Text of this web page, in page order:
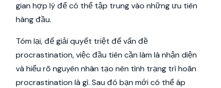
gian hợp lý để có thể tập trung vào những ưu tiên
hàng đầu.
Tóm lại, để giải quyết triệt để vấn đề
procrastination, việc đầu tiên cần làm là nhận diện
và hiểu rõ nguyên nhân tạo nên tình trạng trì hoãn
procrastination là gì. Sau đó bạn mới có thể áp